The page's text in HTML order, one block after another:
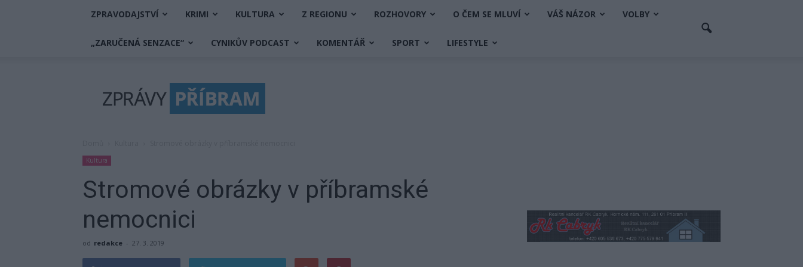
ZPRAVODAJSTVÍ KRIMI KULTURA Z REGIONU ROZHOVORY O ČEM SE MLUVÍ VÁŠ NÁZOR VOLBY
„ZARUČENÁ SENZACE“ CYNIKŮV PODCAST KOMENTÁŘ SPORT LIFESTYLE
Příbram
Kultura
Stromové obrázky v příbramské
nemocnici
od redakce - 27. 3. 2019